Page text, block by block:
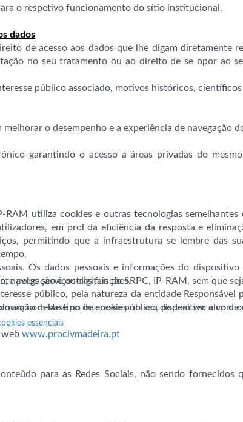
o respetivo funcionamento do sítio institucional.
dados
de acesso aos dados que lhe digam diretamente
no seu tratamento ou ao direito de se opor ao
público associado, motivos históricos,
melhorar o desempenho e a experiência de navegação
garantindo o acesso a áreas privadas do
utiliza cookies e outras tecnologias
em prol da eficiência da resposta e
permitindo que a infraestrutura se lembre das
Os dados pessoais e informações do
pelos serviços digitais do SRPC, IP-RAM, sem que
público, pela natureza da entidade
com base no interesse público, podem ser alvo
www.procivmadeira.pt
para as Redes Sociais, não sendo fornecidos
navegação e outras funções.
deste tipo de cookies no seu dispositivo e com
essenciais